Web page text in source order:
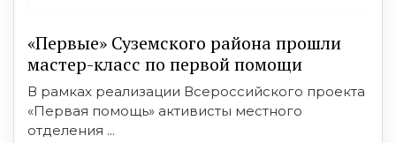
«Первые» Суземского района прошли
мастер-класс по первой помощи
В рамках реализации Всероссийского проекта
«Первая помощь» активисты местного
отделения ...